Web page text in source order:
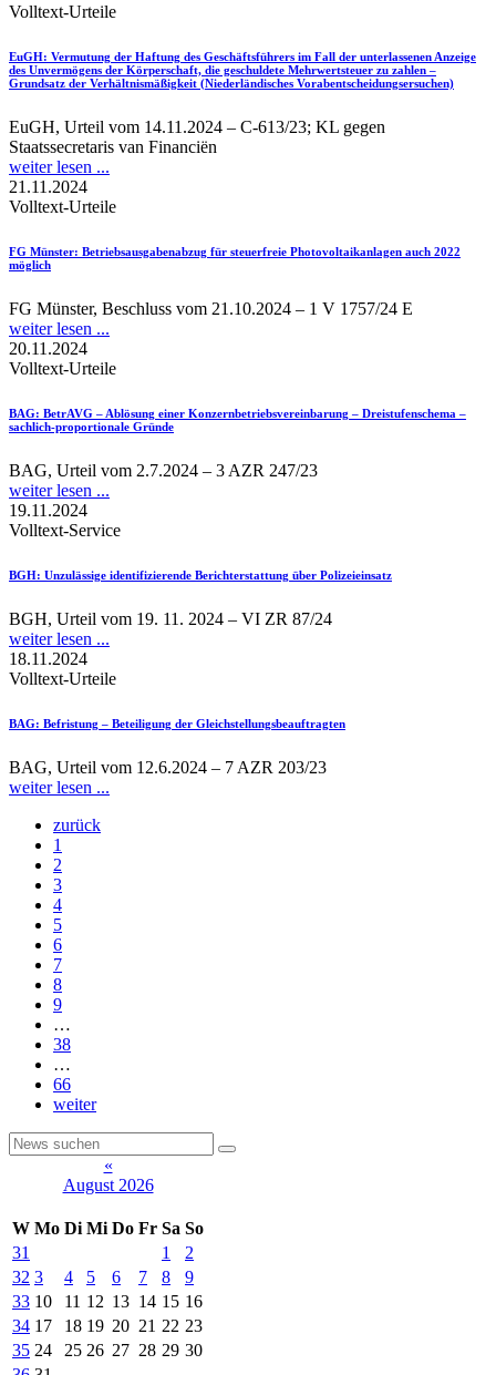
Volltext-Urteile
EuGH: Vermutung der Haftung des Geschäftsführers im Fall der unterlassenen Anzeige
des Unvermögens der Körperschaft, die geschuldete Mehrwertsteuer zu zahlen –
Grundsatz der Verhältnismäßigkeit (Niederländisches Vorabentscheidungsersuchen)
EuGH, Urteil vom 14.11.2024 – C‑613/23; KL gegen
Staatssecretaris van Financiën
weiter lesen ...
21.11.2024
Volltext-Urteile
FG Münster: Betriebsausgabenabzug für steuerfreie Photovoltaikanlagen auch 2022
möglich
FG Münster, Beschluss vom 21.10.2024 – 1 V 1757/24 E
weiter lesen ...
20.11.2024
Volltext-Urteile
BAG: BetrAVG – Ablösung einer Konzernbetriebsvereinbarung – Dreistufenschema –
sachlich-proportionale Gründe
BAG, Urteil vom 2.7.2024 – 3 AZR 247/23
weiter lesen ...
19.11.2024
Volltext-Service
BGH: Unzulässige identifizierende Berichterstattung über Polizeieinsatz
BGH, Urteil vom 19. 11. 2024 – VI ZR 87/24
weiter lesen ...
18.11.2024
Volltext-Urteile
BAG: Befristung – Beteiligung der Gleichstellungsbeauftragten
BAG, Urteil vom 12.6.2024 – 7 AZR 203/23
weiter lesen ...
zurück
1
2
3
4
5
6
7
8
9
…
38
…
66
weiter
«
August 2026
W Mo Di Mi Do Fr Sa So
31
1
2
32 3 4 5 6 7 8
9
33 10 11 12 13 14 15 16
34 17 18 19 20 21 22 23
35 24 25 26 27 28 29 30